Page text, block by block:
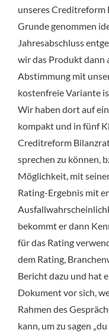
unseres Creditreform
Grunde genommen
Jahresabschluss
wir das Produkt dann
Abstimmung mit
kostenfreie Variante
Wir haben dort auf
kompakt und in fünf
Creditreform
sprechen zu können,
Möglichkeit, mit
Rating-Ergebnis mit
bekommt er dann
für das Rating
dem Rating,
Bericht dazu und hat
Dokument vor sich,
Rahmen des
kann, um zu sagen